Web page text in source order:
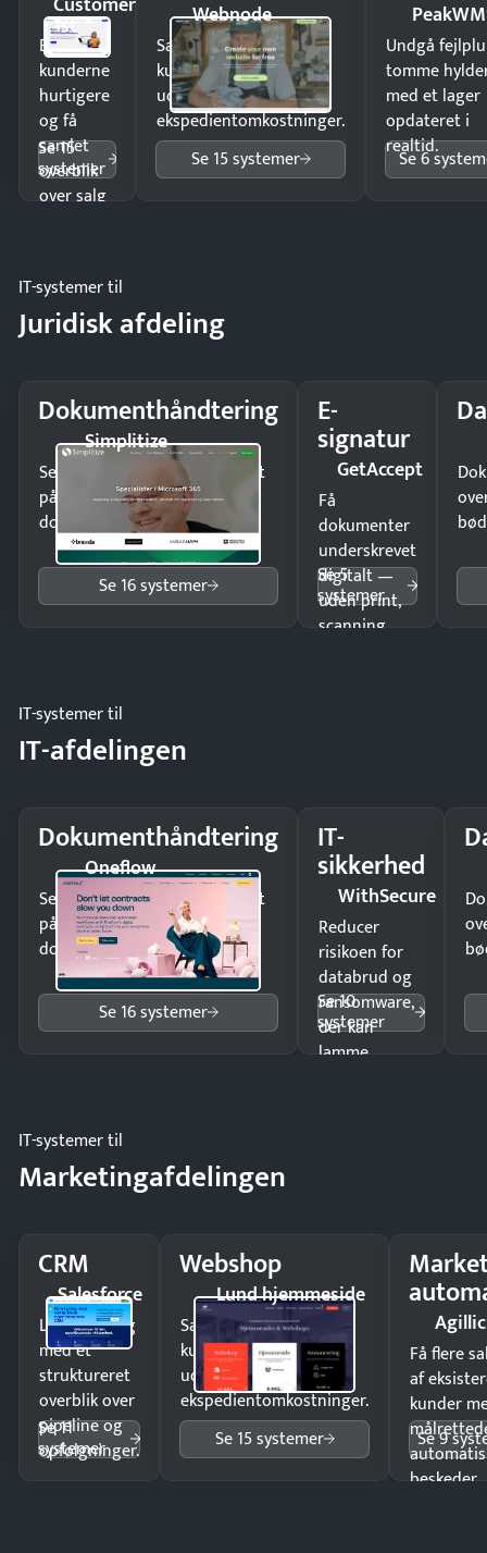
1st
Ekspedér
kunderne
hurtigere
og få
samlet
overblik
over salg
Se 15
systemer
Webnode
Sælg produkter 24/7 til
kunder i hele landet
uden
ekspedientomkostninger.
Se 15 systemer
Undgå
tomme
med et lager
opdateret i
realtid.
Se 6
IT-systemer til
Juridisk afdeling
Dokumenthåndtering
Simplitize
Send kontrakter til underskrift
på minutter og mist ingen
dokumenter.
Se 16 systemer
E-
signatur
GetAccept
Få
dokumenter
underskrevet
digitalt —
uden print,
scanning
Se 5
systemer
IT-systemer til
IT-afdelingen
Dokumenthåndtering
Oneflow
Send kontrakter til underskrift
på minutter og mist ingen
dokumenter.
Se 16 systemer
IT-
sikkerhed
WithSecure
Reducer
risikoen for
databrud og
ransomware,
der kan
lamme
Se 10
systemer
IT-systemer til
Marketingafdelingen
CRM
Salesforce
Luk flere salg
med et
struktureret
overblik over
pipeline og
opfølgninger.
Se 11
systemer
Webshop
Lund hjemmeside
Sælg produkter 24/7 til
kunder i hele landet
uden
ekspedientomkostninger.
Se 15 systemer
Agillic
Få flere
af
kunder
beskeder.
Se 9